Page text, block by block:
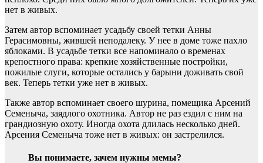
нет в живых.
Затем автор вспоминает усадьбу своей тетки Анны
Герасимовны, жившей неподалеку. У нее в доме тоже пахло
яблоками. В усадьбе тетки все напоминало о временах
крепостного права: крепкие хозяйственные постройки,
пожилые слуги, которые остались у барыни доживать свой
век. Теперь тетки уже нет в живых.
Также автор вспоминает своего шурина, помещика Арсений
Семеныча, заядлого охотника. Автор не раз ездил с ним на
грандиозную охоту. Иногда охота длилась несколько дней.
Арсения Семеныча тоже нет в живых: он застрелился.
Вы понимаете, зачем нужны мемы?